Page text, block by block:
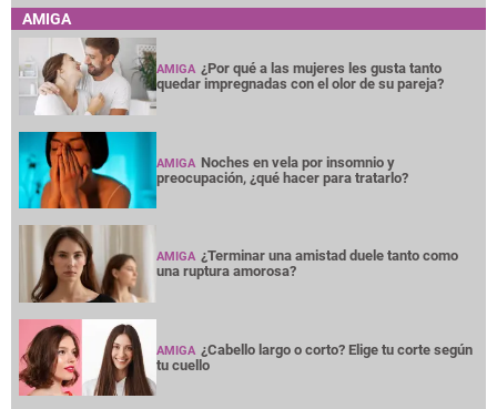
AMIGA
AMIGA ¿Por qué a las mujeres les gusta tanto
quedar impregnadas con el olor de su pareja?
AMIGA Noches en vela por insomnio y
preocupación, ¿qué hacer para tratarlo?
AMIGA ¿Terminar una amistad duele tanto como
una ruptura amorosa?
AMIGA ¿Cabello largo o corto? Elige tu corte según
tu cuello